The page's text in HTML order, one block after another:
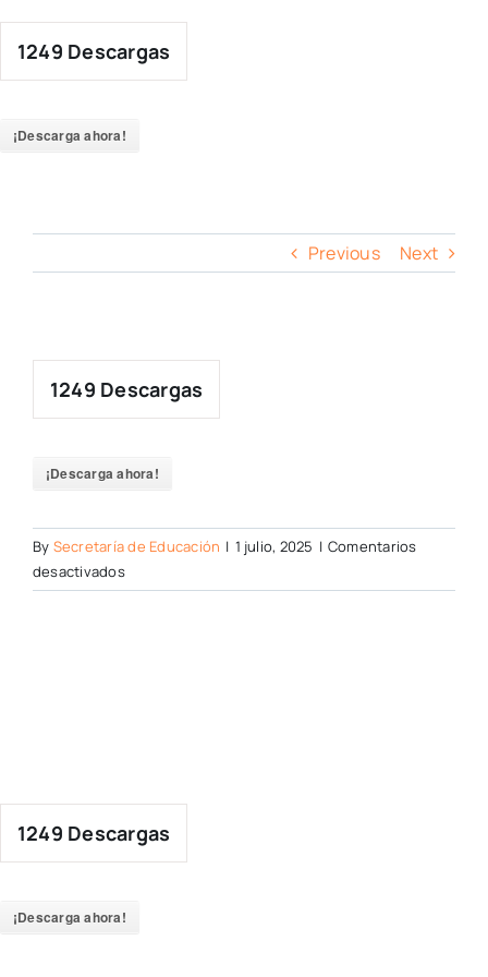
content
1249 Descargas
¡Descarga ahora!
Previous Next
1249 Descargas
¡Descarga ahora!
By Secretaría de Educación | 1 julio, 2025 | Comentarios
desactivadosen
1249 Descargas
¡Descarga ahora!